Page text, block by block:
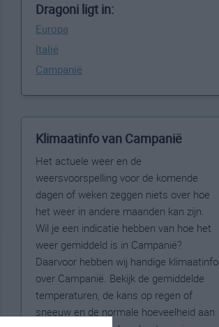
Dragoni ligt in:
Europa
Italië
Campanië
Klimaatinfo van Campanië
Het actuele weer en de
weersvoorspelling voor de komende
dagen of weken zeggen niets over hoe
het weer in andere maanden kan zijn.
Wil je een indicatie hebben van hoe het
weer gemiddeld is in Campanië?
Daarvoor hebben wij handige klimaatinfo
over Campanië. Bekijk de gemiddelde
temperaturen, de kans op regen of
sneeuw en de normale hoeveelheid aan